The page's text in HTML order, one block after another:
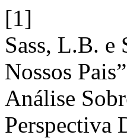
[1]
Sass, L.B. e
Nossos
Análise
Perspectiva